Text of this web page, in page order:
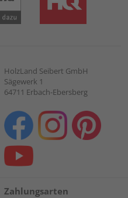
HolzLand Seibert GmbH
Sägewerk 1
64711 Erbach-Ebersberg
Zahlungsarten